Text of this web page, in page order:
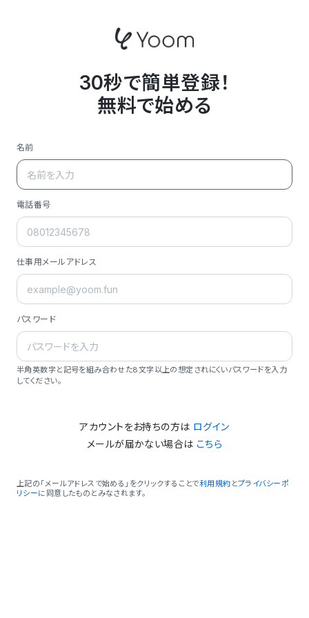
30秒で簡単登録！
無料で始める
名前
電話番号
仕事用メールアドレス
パスワード
半角英数字と記号を組み合わせた8文字以上の想定されにくいパスワードを入力
してください。
アカウントをお持ちの方は ログイン
メールが届かない場合は こちら
上記の「メールアドレスで始める」をクリックすることで利用規約 とプライバシーポ
リシーに同意したものとみなされます。